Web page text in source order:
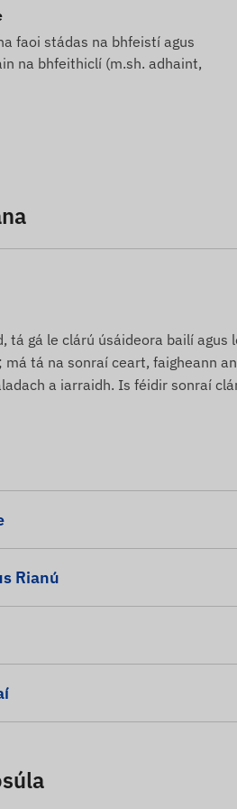
cruinn nó saor ó earráidí i
táirge a athrú gan fógra roimh
a bhrath agus a mheas.
faoi stádas na bhfeistí agus
na bhfeithiclí (m.sh. adhaint,
tá gá le clárú úsáideora bailí
tá na sonraí ceart, faigheann
a iarraidh. Is féidir sonraí
Rianú